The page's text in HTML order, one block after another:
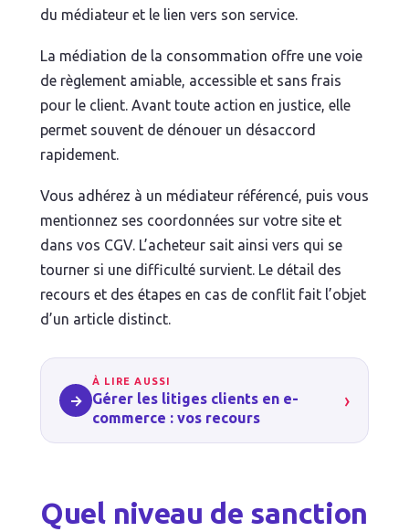
du médiateur et le lien vers son service.
La médiation de la consommation offre une voie
de règlement amiable, accessible et sans frais
pour le client. Avant toute action en justice, elle
permet souvent de dénouer un désaccord
rapidement.
Vous adhérez à un médiateur référencé, puis vous
mentionnez ses coordonnées sur votre site et
dans vos CGV. L’acheteur sait ainsi vers qui se
tourner si une difficulté survient. Le détail des
recours et des étapes en cas de conflit fait l’objet
d’un article distinct.
→
À LIRE AUSSI
Gérer les litiges clients en e-
commerce : vos recours
›
Quel niveau de sanction